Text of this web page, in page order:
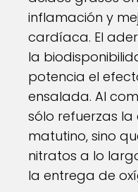
inflamación y
cardíaca. El
la
potencia el
ensalada. Al
sólo refuerzas
matutino, sino
nitratos a lo
la entrega de